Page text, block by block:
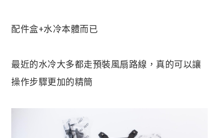
配件盒+水冷本體而已
最近的水冷大多都走預裝風扇路線，真的可以讓
操作步驟更加的精簡